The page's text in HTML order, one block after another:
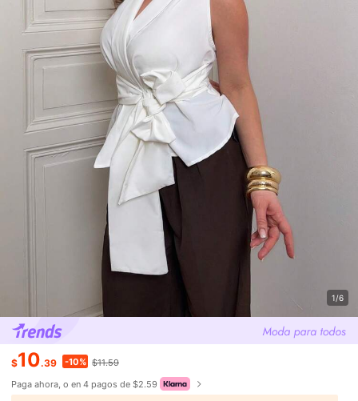
1/6
$10.39 -10% $11.59
Paga ahora, o en 4 pagos de $2.59